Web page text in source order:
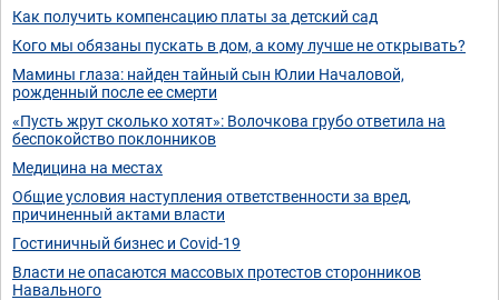
Как получить компенсацию платы за детский сад
Кого мы обязаны пускать в дом, а кому лучше не открывать?
Мамины глаза: найден тайный сын Юлии Началовой,
рожденный после ее смерти
«Пусть жрут сколько хотят»: Волочкова грубо ответила на
беспокойство поклонников
Медицина на местах
Общие условия наступления ответственности за вред,
причиненный актами власти
Гостиничный бизнес и Covid-19
Власти не опасаются массовых протестов сторонников
Навального